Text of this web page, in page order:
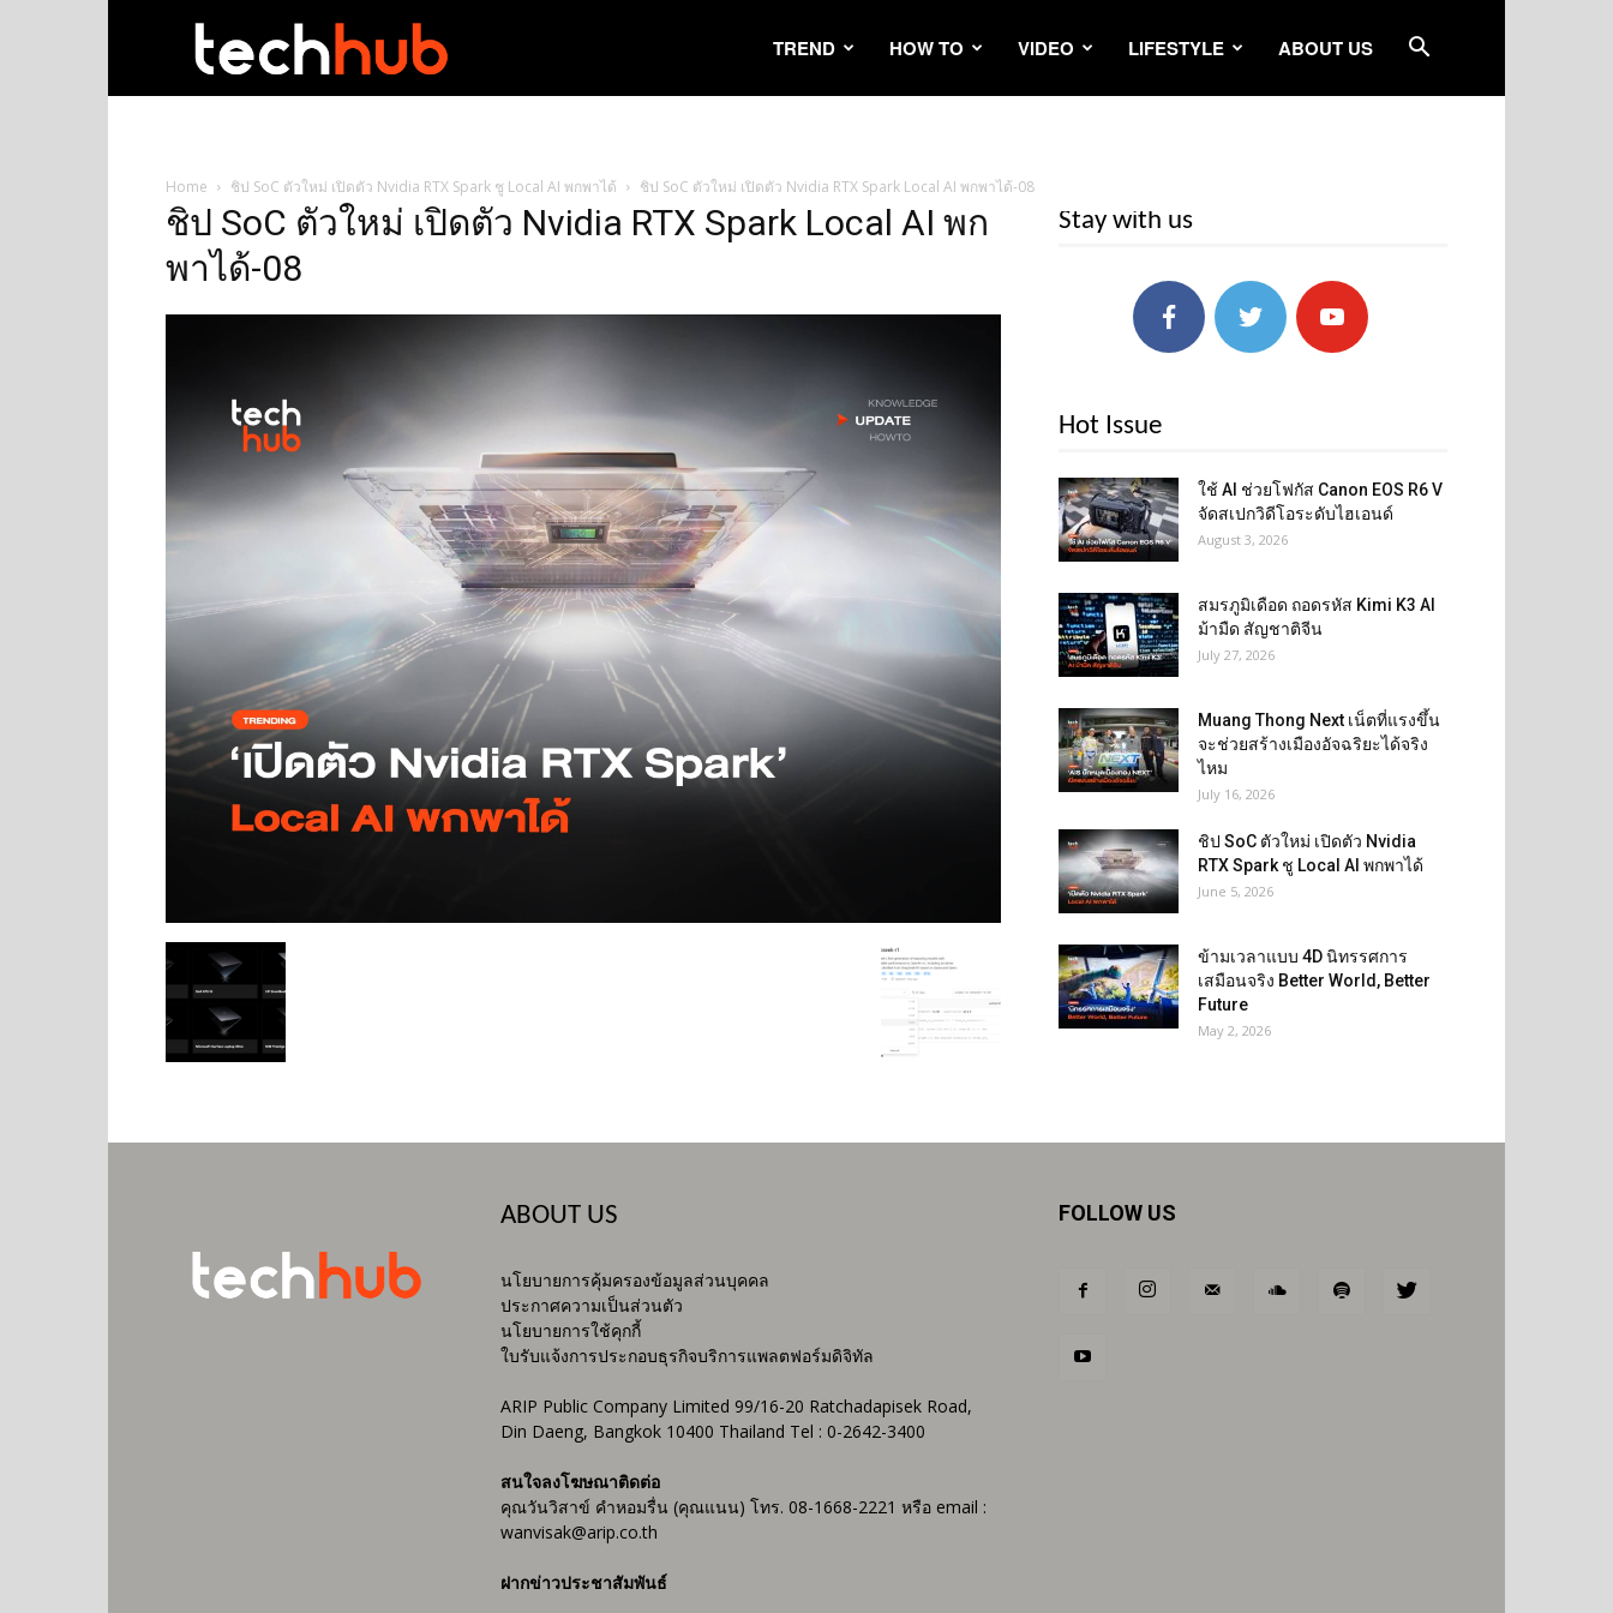
TREND HOW TO VIDEO LIFESTYLE ABOUT US
Home ชิป SoC ตัวใหม่ เปิดตัว Nvidia RTX Spark ชู Local AI พกพาได้ ชิป SoC ตัวใหม่ เปิดตัว Nvidia RTX Spark Local AI พกพาได้-08
ชิป SoC ตัวใหม่ เปิดตัว Nvidia RTX Spark Local AI พก
พาได้-08
Stay with us
Hot Issue
ใช้ AI ช่วยโฟกัส Canon EOS R6 V
จัดสเปกวิดีโอระดับไฮเอนด์
August 3, 2026
สมรภูมิเดือด ถอดรหัส Kimi K3 AI
ม้ามืด สัญชาติจีน
July 27, 2026
Muang Thong Next เน็ตที่แรงขึ้น
จะช่วยสร้างเมืองอัจฉริยะได้จริง
ไหม
July 16, 2026
ชิป SoC ตัวใหม่ เปิดตัว Nvidia
RTX Spark ชู Local AI พกพาได้
June 5, 2026
ข้ามเวลาแบบ 4D นิทรรศการ
เสมือนจริง Better World, Better
Future
May 2, 2026
ABOUT US
นโยบายการคุ้มครองข้อมูลส่วนบุคคล
ประกาศความเป็นส่วนตัว
นโยบายการใช้คุกกี้
ใบรับแจ้งการประกอบธุรกิจบริการแพลตฟอร์มดิจิทัล
ARIP Public Company Limited 99/16-20 Ratchadapisek Road,
Din Daeng, Bangkok 10400 Thailand Tel : 0-2642-3400
สนใจลงโฆษณาติดต่อ
คุณวันวิสาข์ คำหอมรื่น (คุณแนน) โทร. 08-1668-2221 หรือ email :
wanvisak@arip.co.th
ฝากข่าวประชาสัมพันธ์
FOLLOW US